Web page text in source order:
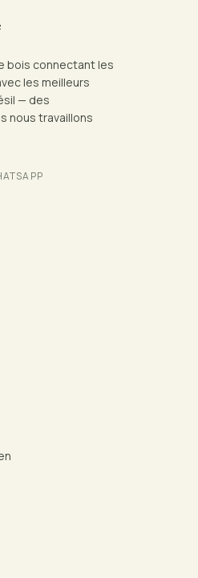
bois connectant les
les meilleurs
— des
nous travaillons